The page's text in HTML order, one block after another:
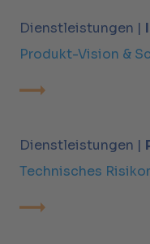
Dienstleistungen |
Produkt-Vision &
Dienstleistungen |
Technisches